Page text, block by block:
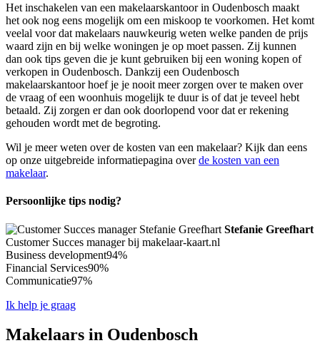
Het inschakelen van een makelaarskantoor in Oudenbosch maakt
het ook nog eens mogelijk om een miskoop te voorkomen. Het komt
veelal voor dat makelaars nauwkeurig weten welke panden de prijs
waard zijn en bij welke woningen je op moet passen. Zij kunnen
dan ook tips geven die je kunt gebruiken bij een woning kopen of
verkopen in Oudenbosch. Dankzij een Oudenbosch
makelaarskantoor hoef je je nooit meer zorgen over te maken over
de vraag of een woonhuis mogelijk te duur is of dat je teveel hebt
betaald. Zij zorgen er dan ook doorlopend voor dat er rekening
gehouden wordt met de begroting.
Wil je meer weten over de kosten van een makelaar? Kijk dan eens
op onze uitgebreide informatiepagina overde kosten van een
makelaar.
Persoonlijke tips nodig?
Stefanie Greefhart
Customer Succes manager bij makelaar-kaart.nl
Business development94%
Financial Services90%
Communicatie97%
Ik help je graag
Makelaars in Oudenbosch